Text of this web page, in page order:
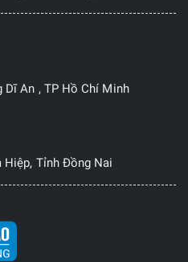
Dĩ An , TP Hồ Chí Minh
Hiệp, Tỉnh Đồng Nai